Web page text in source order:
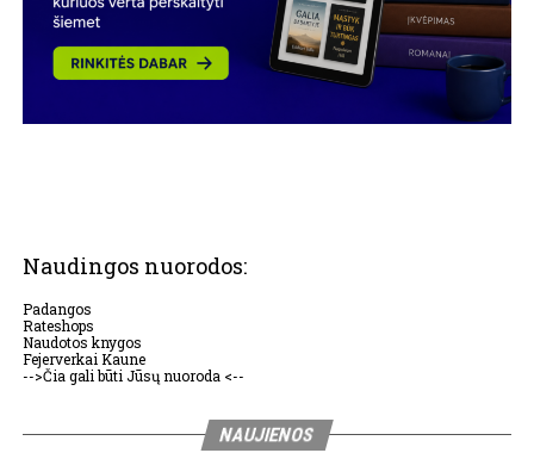
Naudingos nuorodos:
Padangos
Rateshops
Naudotos knygos
Fejerverkai Kaune
-->Čia gali būti Jūsų nuoroda <--
NAUJIENOS